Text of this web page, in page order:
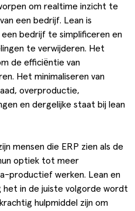
Transportorders
Workflow
Documenten aanpassen
om ​​realtime inzicht te
een bedrijf. Lean is
bedrijf te simplificeren en
te verwijderen. Het
de efficiëntie van
Het minimaliseren van
overproductie,
en dergelijke staat bij lean
mensen die ERP zien als de
optiek tot meer
productief werken. Lean en
het in de juiste volgorde wordt
hulpmiddel zijn om